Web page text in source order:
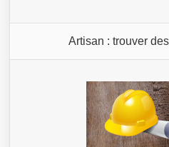
Artisan : trouver